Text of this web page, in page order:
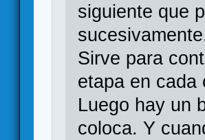
siguiente que
Sirve para
etapa en cada
Luego hay un
coloca. Y